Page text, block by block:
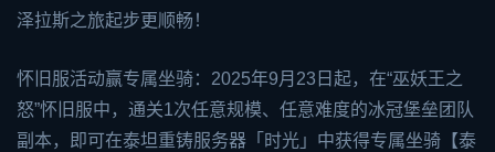
泽拉斯之旅起步更顺畅！
怀旧服活动赢专属坐骑：2025年9月23日起，在“巫妖王之
怒”怀旧服中，通关1次任意规模、任意难度的冰冠堡垒团队
副本，即可在泰坦重铸服务器「时光」中获得专属坐骑【泰